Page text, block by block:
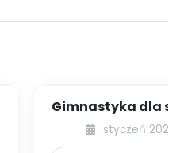
Gimnastyka dla
[cz. 6]
styczeń 2024